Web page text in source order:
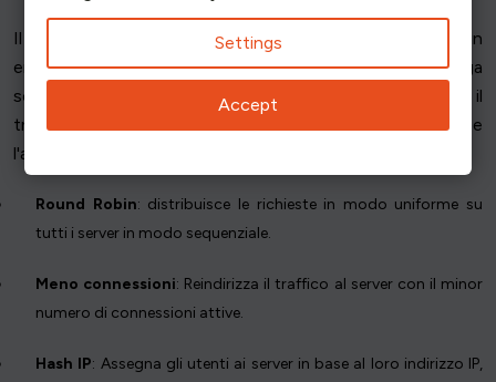
Il bilanciamento del carico aiuta a distribuire il traffico in
entrata su più server, evitando che un singolo server venga
sovraccaricato. Un bilanciatore di carico distribuisce il
traffico di rete su più server, migliorando le prestazioni e
l'affidabilità. Ci sono diverse tecniche da considerare:
Round Robin: distribuisce le richieste in modo uniforme su
tutti i server in modo sequenziale.
Meno connessioni: Reindirizza il traffico al server con il minor
numero di connessioni attive.
Hash IP: Assegna gli utenti ai server in base al loro indirizzo IP,
Settings
Accept